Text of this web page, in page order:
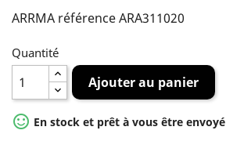
ARRMA référence ARA311020
Quantité
Ajouter au panier
 En stock et prêt à vous être envoyé